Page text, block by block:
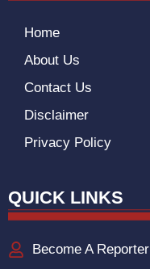
Home
About Us
Contact Us
Disclaimer
Privacy Policy
QUICK LINKS
Become A Reporter